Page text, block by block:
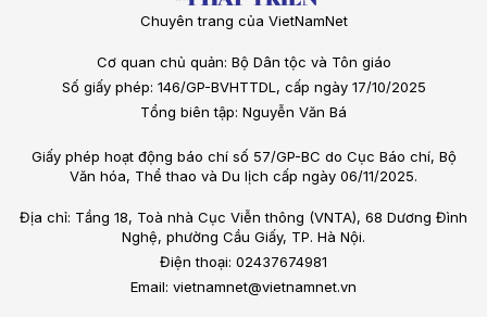
Chuyên trang của VietNamNet
Cơ quan chủ quản: Bộ Dân tộc và Tôn giáo
Số giấy phép: 146/GP-BVHTTDL, cấp ngày 17/10/2025
Tổng biên tập: Nguyễn Văn Bá
Giấy phép hoạt động báo chí số 57/GP-BC do Cục Báo chí, Bộ
Văn hóa, Thể thao và Du lịch cấp ngày 06/11/2025.
Địa chỉ: Tầng 18, Toà nhà Cục Viễn thông (VNTA), 68 Dương Đình
Nghệ, phường Cầu Giấy, TP. Hà Nội.
Điện thoại: 02437674981
Email: vietnamnet@vietnamnet.vn